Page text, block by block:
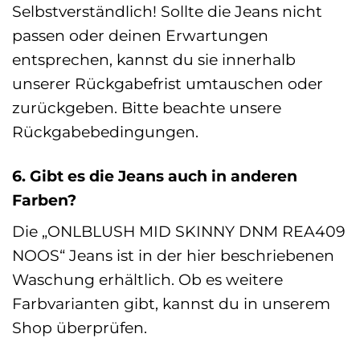
Selbstverständlich! Sollte die Jeans nicht
passen oder deinen Erwartungen
entsprechen, kannst du sie innerhalb
unserer Rückgabefrist umtauschen oder
zurückgeben. Bitte beachte unsere
Rückgabebedingungen.
6. Gibt es die Jeans auch in anderen
Farben?
Die „ONLBLUSH MID SKINNY DNM REA409
NOOS“ Jeans ist in der hier beschriebenen
Waschung erhältlich. Ob es weitere
Farbvarianten gibt, kannst du in unserem
Shop überprüfen.